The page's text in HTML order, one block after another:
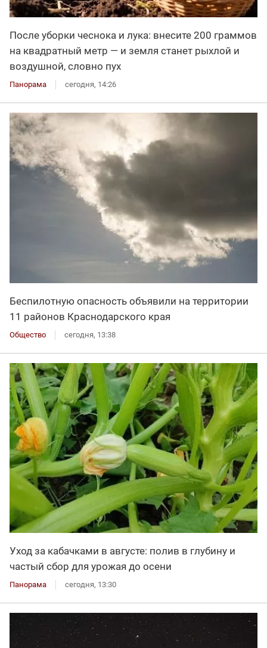
После уборки чеснока и лука: внесите 200 граммов
на квадратный метр — и земля станет рыхлой и
воздушной, словно пух
Панорама сегодня, 14:26
Беспилотную опасность объявили на территории
11 районов Краснодарского края
Общество сегодня, 13:38
Уход за кабачками в августе: полив в глубину и
частый сбор для урожая до осени
Панорама сегодня, 13:30